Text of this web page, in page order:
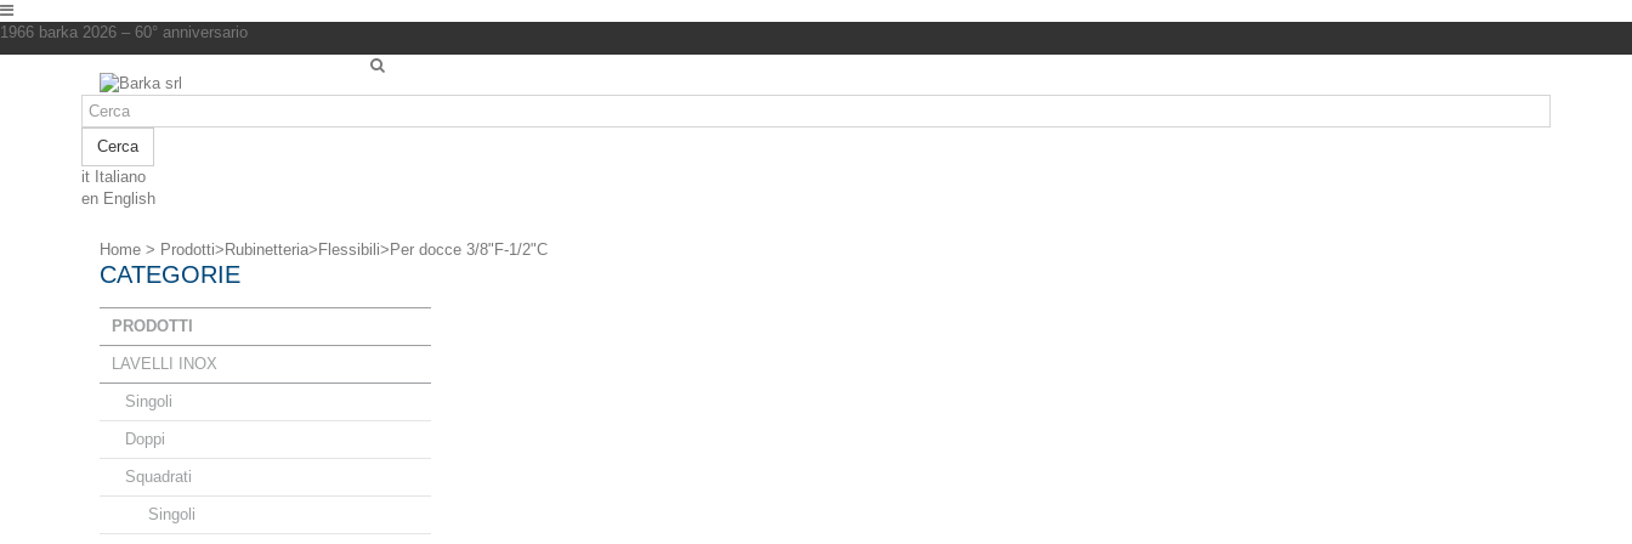
1966 barka 2026 – 60° anniversario
Cerca
it Italiano
en English
Home > Prodotti> Rubinetteria> Flessibili> Per docce 3/8"F-1/2"C
CATEGORIE
PRODOTTI
LAVELLI INOX
Singoli
Doppi
Squadrati
Singoli